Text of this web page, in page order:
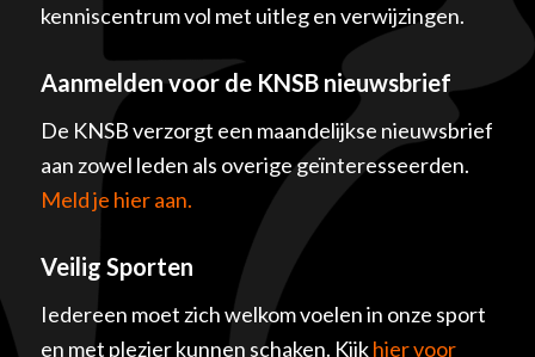
kenniscentrum vol met uitleg en verwijzingen.
Aanmelden voor de KNSB nieuwsbrief
De KNSB verzorgt een maandelijkse nieuwsbrief
aan zowel leden als overige geïnteresseerden.
Meld je hier aan.
Veilig Sporten
Iedereen moet zich welkom voelen in onze sport
en met plezier kunnen schaken. Kijkhier voor